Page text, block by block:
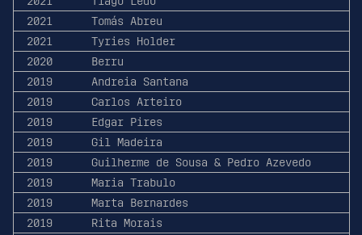
2021
Tomás Abreu
2021
Tyries Holder
2020
Berru
2019
Andreia Santana
2019
Carlos Arteiro
2019
Edgar Pires
2019
Gil Madeira
2019
Guilherme de Sousa & Pedro Azevedo
2019
Maria Trabulo
2019
Marta Bernardes
2019
Rita Morais